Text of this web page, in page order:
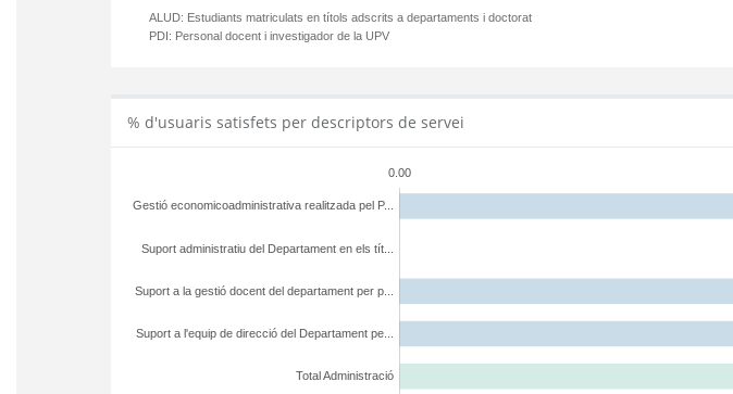
ALUD: Estudiants matriculats en títols adscrits a departaments i doctorat
PDI: Personal docent i investigador de la UPV
% d'usuaris satisfets per descriptors de servei
0.00
Total Administració
Suport a l'equip de direcció del Departament pe...
Suport a la gestió docent del departament per p...
Suport administratiu del Departament en els tít...
Gestió economicoadministrativa realitzada pel P...